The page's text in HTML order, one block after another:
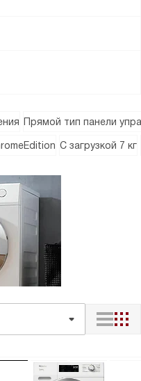
Прямой тип панели
С загрузкой 7 кг